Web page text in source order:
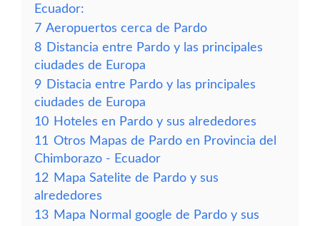
Ecuador:
7 Aeropuertos cerca de Pardo
8 Distancia entre Pardo y las principales
ciudades de Europa
9 Distacia entre Pardo y las principales
ciudades de Europa
10 Hoteles en Pardo y sus alrededores
11 Otros Mapas de Pardo en Provincia del
Chimborazo - Ecuador
12 Mapa Satelite de Pardo y sus
alrededores
13 Mapa Normal google de Pardo y sus